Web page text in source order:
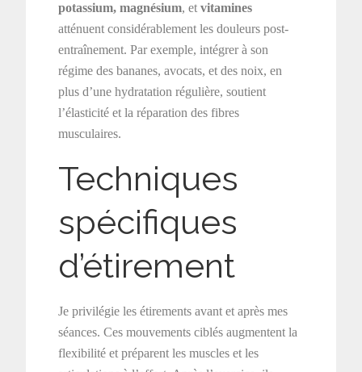
potassium, magnésium, etvitamines
atténuent considérablement les douleurs post-
entraînement. Par exemple, intégrer à son
régime des bananes, avocats, et des noix, en
plus d’une hydratation régulière, soutient
l’élasticité et la réparation des fibres
musculaires.
Techniques
spécifiques
d’étirement
Je privilégie les étirements avant et après mes
séances. Ces mouvements ciblés augmentent la
flexibilité et préparent les muscles et les